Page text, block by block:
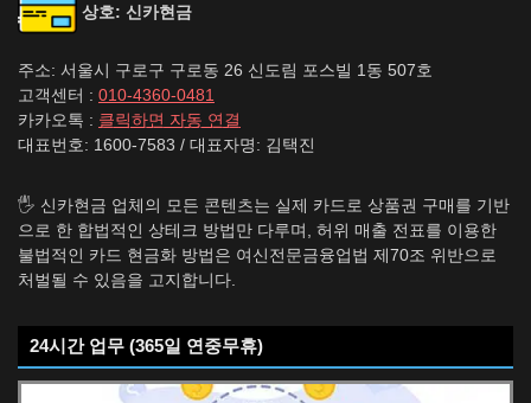
상호: 신카현금
주소: 서울시 구로구 구로동 26 신도림 포스빌 1동 507호
고객센터 : 010-4360-0481
카카오톡 : 클릭하면 자동 연결
대표번호: 1600-7583 / 대표자명: 김택진
🖐️ 신카현금 업체의 모든 콘텐츠는 실제 카드로 상품권 구매를 기반
으로 한 합법적인 상테크 방법만 다루며, 허위 매출 전표를 이용한
불법적인 카드 현금화 방법은 여신전문금융업법 제70조 위반으로
처벌될 수 있음을 고지합니다.
24시간 업무 (365일 연중무휴)